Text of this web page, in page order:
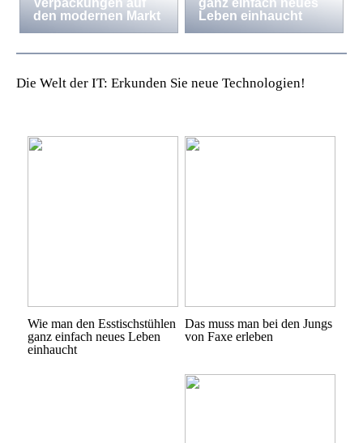
Verpackungen auf
den modernen Markt
ganz einfach neues
Leben einhaucht
Die Welt der IT: Erkunden Sie neue Technologien!
Wie man den Esstischstühlen
ganz einfach neues Leben
einhaucht
Das muss man bei den Jungs
von Faxe erleben